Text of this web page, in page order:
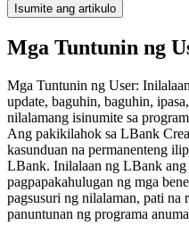
Isumite ang artikulo
Mga Tuntunin ng
Mga Tuntunin ng User:
update, baguhin, baguhin,
nilalamang isinumite sa
Ang pakikilahok sa LBank
kasunduan na permanenteng
LBank. Inilalaan ng LBank ang
pagpapakahulugan ng mga
pagsusuri ng nilalaman, pati na
panuntunan ng programa